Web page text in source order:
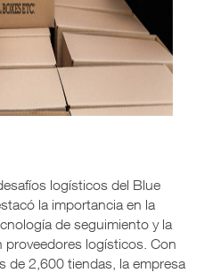
logísticos del Blue
la importancia en la
de seguimiento y la
logísticos. Con
de 2,600 tiendas, la empresa